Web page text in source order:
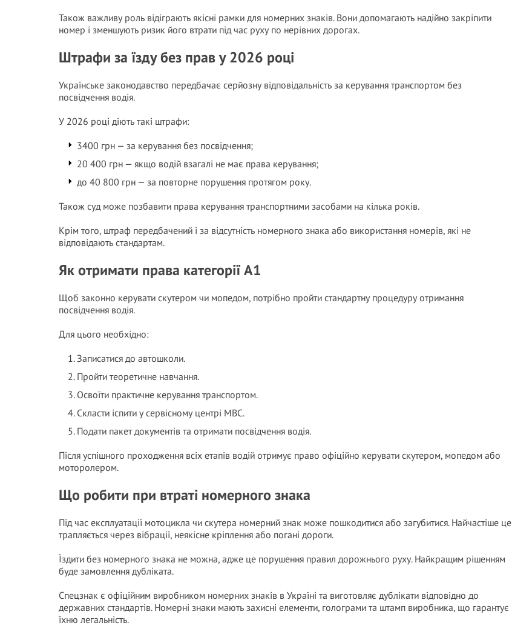
Також важливу роль відіграють якісні рамки для номерних знаків. Вони допомагають надійно закріпити
номер і зменшують ризик його втрати під час руху по нерівних дорогах.
Штрафи за їзду без прав у 2026 році
Українське законодавство передбачає серйозну відповідальність за керування транспортом без
посвідчення водія.
У 2026 році діють такі штрафи:
3400 грн — за керування без посвідчення;
20 400 грн — якщо водій взагалі не має права керування;
до 40 800 грн — за повторне порушення протягом року.
Також суд може позбавити права керування транспортними засобами на кілька років.
Крім того, штраф передбачений і за відсутність номерного знака або використання номерів, які не
відповідають стандартам.
Як отримати права категорії А1
Щоб законно керувати скутером чи мопедом, потрібно пройти стандартну процедуру отримання
посвідчення водія.
Для цього необхідно:
Записатися до автошколи.
Пройти теоретичне навчання.
Освоїти практичне керування транспортом.
Скласти іспити у сервісному центрі МВС.
Подати пакет документів та отримати посвідчення водія.
Після успішного проходження всіх етапів водій отримує право офіційно керувати скутером, мопедом або
моторолером.
Що робити при втраті номерного знака
Під час експлуатації мотоцикла чи скутера номерний знак може пошкодитися або загубитися. Найчастіше це
трапляється через вібрації, неякісне кріплення або погані дороги.
Їздити без номерного знака не можна, адже це порушення правил дорожнього руху. Найкращим рішенням
буде замовлення дубліката.
Спецзнак є офіційним виробником номерних знаків в Україні та виготовляє дублікати відповідно до
державних стандартів. Номерні знаки мають захисні елементи, голограми та штамп виробника, що гарантує
їхню легальність.